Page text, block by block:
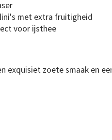
met extra fruitigheid
voor ijsthee
exquisiet zoete smaak en